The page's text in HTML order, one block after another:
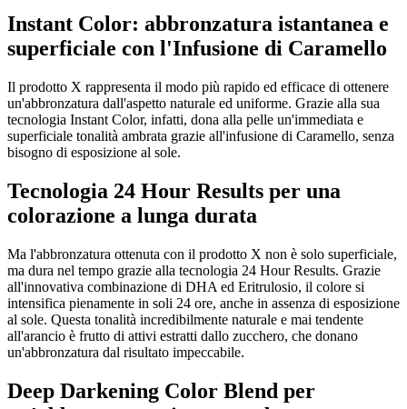
Instant Color: abbronzatura istantanea e
superficiale con l'Infusione di Caramello
Il prodotto X rappresenta il modo più rapido ed efficace di ottenere
un'abbronzatura dall'aspetto naturale ed uniforme. Grazie alla sua
tecnologia Instant Color, infatti, dona alla pelle un'immediata e
superficiale tonalità ambrata grazie all'infusione di Caramello, senza
bisogno di esposizione al sole.
Tecnologia 24 Hour Results per una
colorazione a lunga durata
Ma l'abbronzatura ottenuta con il prodotto X non è solo superficiale,
ma dura nel tempo grazie alla tecnologia 24 Hour Results. Grazie
all'innovativa combinazione di DHA ed Eritrulosio, il colore si
intensifica pienamente in soli 24 ore, anche in assenza di esposizione
al sole. Questa tonalità incredibilmente naturale e mai tendente
all'arancio è frutto di attivi estratti dallo zucchero, che donano
un'abbronzatura dal risultato impeccabile.
Deep Darkening Color Blend per